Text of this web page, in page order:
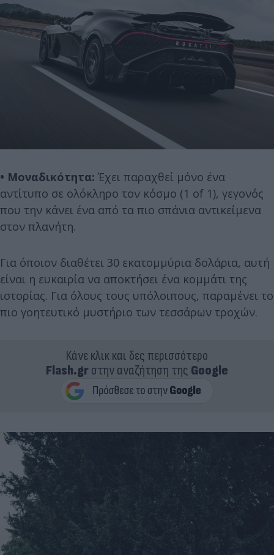
• Μοναδικότητα: Έχει παραχθεί μόνο ένα
αντίτυπο σε ολόκληρο τον κόσμο (1 of 1), γεγονός
που την κάνει ένα από τα πιο σπάνια αντικείμενα
στον πλανήτη.
Για όποιον διαθέτει 30 εκατομμύρια δολάρια, αυτή
είναι η ευκαιρία να αποκτήσει ένα κομμάτι της
ιστορίας. Για όλους τους υπόλοιπους, παραμένει το
πιο γοητευτικό μυστήριο των τεσσάρων τροχών.
Κάνε κλικ και δες περισσότερο
Flash.grστην αναζήτηση της Google